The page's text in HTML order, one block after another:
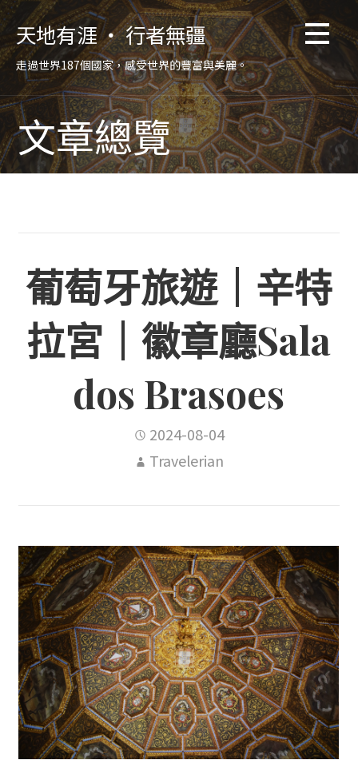
跳
至
主
要
容
天地有涯 ‧ 行者無疆
走過世界187個國家，感受世界的豐富與美麗。
文章總覽
葡萄牙旅遊｜辛特
拉宮｜徽章廳Sala
dos Brasoes
2024-08-04
Travelerian